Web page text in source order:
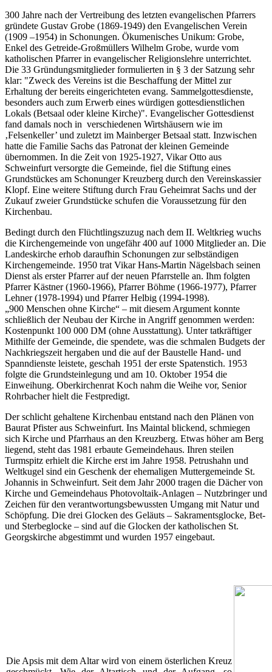
300 Jahre nach der Vertreibung des letzten evangelischen Pfarrers
gründete Gustav Grobe (1869-1949) den Evangelischen Verein
(1909 –1954) in Schonungen. Ökumenisches Unikum: Grobe,
Enkel des Getreide-Großmüllers Wilhelm Grobe, wurde vom
katholischen Pfarrer in evangelischer Religionslehre unterrichtet.
Die 33 Gründungsmitglieder formulierten in § 3 der Satzung sehr
klar: "Zweck des Vereins ist die Beschaffung der Mittel zur
Erhaltung der bereits eingerichteten evang. Sammelgottesdienste,
besonders auch zum Erwerb eines würdigen gottesdienstlichen
Lokals (Betsaal oder kleine Kirche)". Evangelischer Gottesdienst
fand damals noch in verschiedenen Wirtshäusern wie im
‚Felsenkeller’ und zuletzt im Mainberger Betsaal statt. Inzwischen
hatte die Familie Sachs das Patronat der kleinen Gemeinde
übernommen. In die Zeit von 1925-1927, Vikar Otto aus
Schweinfurt versorgte die Gemeinde, fiel die Stiftung eines
Grundstückes am Schonunger Kreuzberg durch den Vereinskassier
Klopf. Eine weitere Stiftung durch Frau Geheimrat Sachs und der
Zukauf zweier Grundstücke schufen die Voraussetzung für den
Kirchenbau.
Bedingt durch den Flüchtlingszuzug nach dem II. Weltkrieg wuchs
die Kirchengemeinde von ungefähr 400 auf 1000 Mitglieder an. Die
Landeskirche erhob daraufhin Schonungen zur selbständigen
Kirchengemeinde. 1950 trat Vikar Hans-Martin Nägelsbach seinen
Dienst als erster Pfarrer auf der neuen Pfarrstelle an. Ihm folgten
Pfarrer Kästner (1960-1966), Pfarrer Böhme (1966-1977), Pfarrer
Lehner (1978-1994) und Pfarrer Helbig (1994-1998).
„900 Menschen ohne Kirche“ – mit diesem Argument konnte
schließlich der Neubau der Kirche in Angriff genommen werden:
Kostenpunkt 100 000 DM (ohne Ausstattung). Unter tatkräftiger
Mithilfe der Gemeinde, die spendete, was die schmalen Budgets der
Nachkriegszeit hergaben und die auf der Baustelle Hand- und
Spanndienste leistete, geschah 1951 der erste Spatenstich. 1953
folgte die Grundsteinlegung und am 10. Oktober 1954 die
Einweihung. Oberkirchenrat Koch nahm die Weihe vor, Senior
Rohrbacher hielt die Festpredigt.
Der schlicht gehaltene Kirchenbau entstand nach den Plänen von
Baurat Pfister aus Schweinfurt. Ins Maintal blickend, schmiegen
sich Kirche und Pfarrhaus an den Kreuzberg. Etwas höher am Berg
liegend, steht das 1981 erbaute Gemeindehaus. Ihren steilen
Turmspitz erhielt die Kirche erst im Jahre 1958. Petrushahn und
Weltkugel sind ein Geschenk der ehemaligen Muttergemeinde St.
Johannis in Schweinfurt. Seit dem Jahr 2000 tragen die Dächer von
Kirche und Gemeindehaus Photovoltaik-Anlagen – Nutzbringer und
Zeichen für den verantwortungsbewussten Umgang mit Natur und
Schöpfung. Die drei Glocken des Geläuts – Sakramentsglocke, Bet-
und Sterbeglocke – sind auf die Glocken der katholischen St.
Georgskirche abgestimmt und wurden 1957 eingebaut.
Die Apsis mit dem Altar wird von einem österlichen Kreuz